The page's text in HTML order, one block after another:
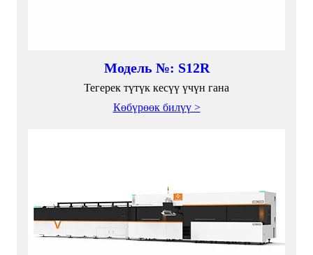
Модель №: S12R
Тегерек түтүк кесүү үчүн гана
Көбүрөөк билүү >